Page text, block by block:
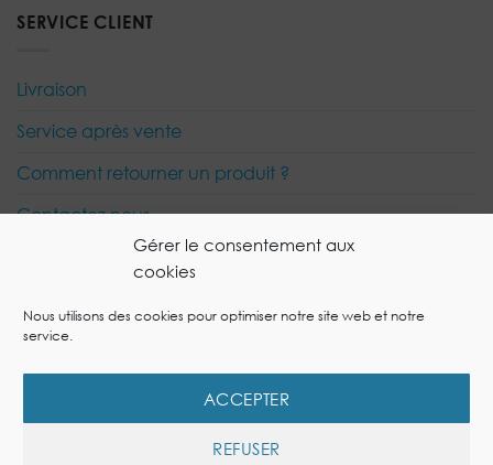
Gérer le consentement aux
cookies
Nous utilisons des cookies pour optimiser notre site web et notre
service.
ACCEPTER
REFUSER
SERVICE CLIENT
Livraison
Service après vente
Comment retourner un produit ?
Contactez nous
MON COMPTE
POLITIQUE DE COOKIES
Copyright 2026 © Site Ecommerce réalisé par